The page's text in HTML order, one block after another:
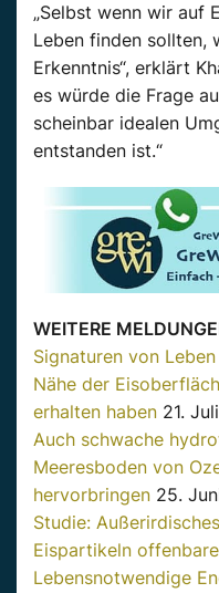
„Selbst wenn wir auf
Leben finden sollten,
Erkenntnis“, erklärt
es würde die Frage
scheinbar idealen
entstanden ist.“
WEITERE
Signaturen von
Nähe der
erhalten haben 21.
Auch schwache
Meeresboden von
hervorbringen 25.
Studie:
Eispartikeln
Lebensnotwendige